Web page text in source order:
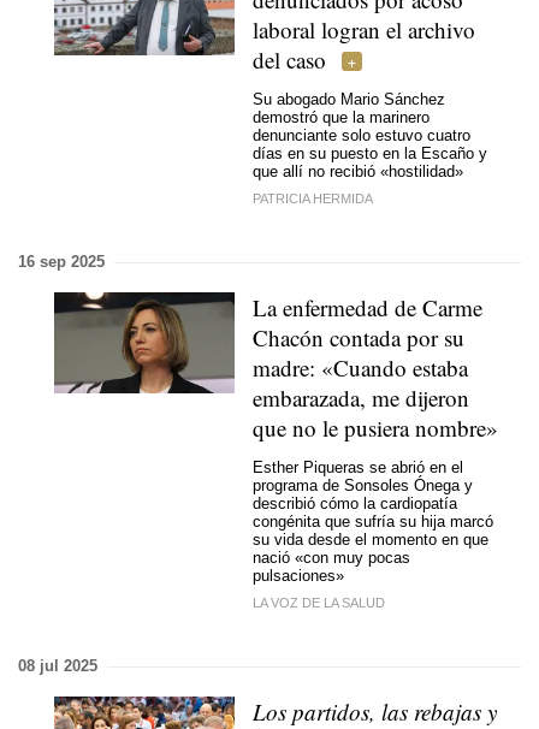
laboral logran el archivo
del caso
Su abogado Mario Sánchez
demostró que la marinero
denunciante solo estuvo cuatro
días en su puesto en la Escaño y
que allí no recibió «hostilidad»
PATRICIA HERMIDA
16 sep 2025
La enfermedad de Carme
Chacón contada por su
madre: «Cuando estaba
embarazada, me dijeron
que no le pusiera nombre»
Esther Piqueras se abrió en el
programa de Sonsoles Ónega y
describió cómo la cardiopatía
congénita que sufría su hija marcó
su vida desde el momento en que
nació «con muy pocas
pulsaciones»
LA VOZ DE LA SALUD
08 jul 2025
Los partidos, las rebajas y